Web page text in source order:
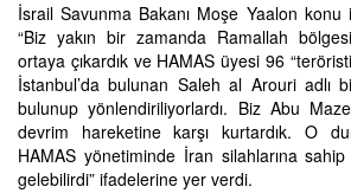
İsrail Savunma Bakanı Moşe Yaalon konu
“Biz yakın bir zamanda Ramallah
ortaya çıkardık ve HAMAS üyesi 96
İstanbul’da bulunan Saleh al Arouri adlı
bulunup yönlendiriliyorlardı. Biz Abu
devrim hareketine karşı kurtardık. O
HAMAS yönetiminde İran silahlarına
gelebilirdi” ifadelerine yer verdi.